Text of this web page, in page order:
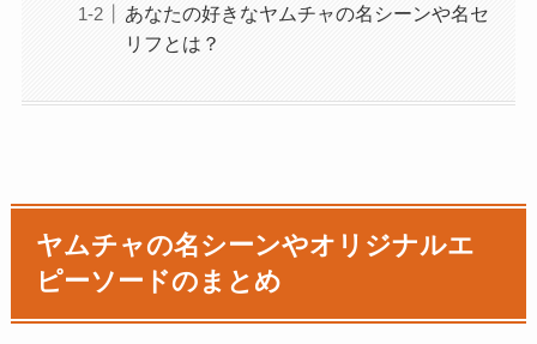
あなたの好きなヤムチャの名シーンや名セ
リフとは？
ヤムチャの名シーンやオリジナルエ
ピーソードのまとめ